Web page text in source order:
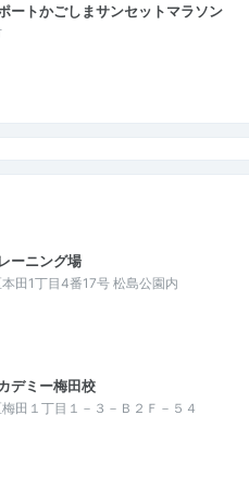
ートかごしまサンセットマラソン
ーニング場
田1丁目4番17号 松島公園内
デミー梅田校
田１丁目１－３－Ｂ２Ｆ－５４